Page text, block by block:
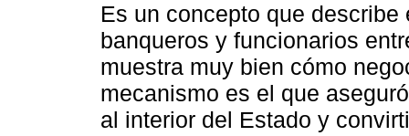
Es un concepto que
banqueros y funcionarios
muestra muy bien cómo
mecanismo es el que
al interior del Estado y